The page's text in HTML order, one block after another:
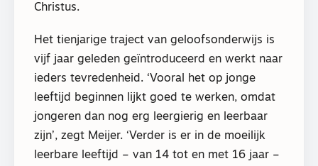
Christus.
Het tienjarige traject van geloofsonderwijs is
vijf jaar geleden geïntroduceerd en werkt naar
ieders tevredenheid. ‘Vooral het op jonge
leeftijd beginnen lijkt goed te werken, omdat
jongeren dan nog erg leergierig en leerbaar
zijn’, zegt Meijer. ‘Verder is er in de moeilijk
leerbare leeftijd – van 14 tot en met 16 jaar –